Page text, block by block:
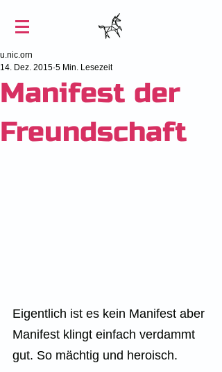
Manifest der
Freundschaft
u.nic.orn
14. Dez. 2015 5 Min. Lesezeit
Eigentlich ist es kein Manifest aber
Manifest klingt einfach verdammt
gut. So mächtig und heroisch.